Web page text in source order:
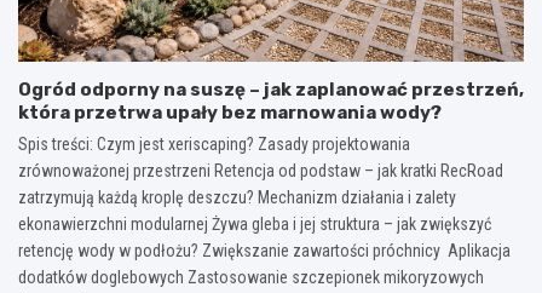
Ogród odporny na suszę – jak zaplanować przestrzeń,
która przetrwa upały bez marnowania wody?
Spis treści: Czym jest xeriscaping? Zasady projektowania
zrównoważonej przestrzeni Retencja od podstaw – jak kratki RecRoad
zatrzymują każdą kroplę deszczu? Mechanizm działania i zalety
ekonawierzchni modularnej Żywa gleba i jej struktura – jak zwiększyć
retencję wody w podłożu? Zwiększanie zawartości próchnicy Aplikacja
dodatków doglebowych Zastosowanie szczepionek mikoryzowych